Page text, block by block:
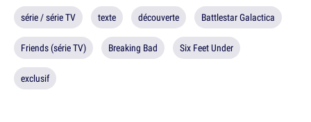
série / série TV texte découverte Battlestar Galactica
Friends (série TV) Breaking Bad Six Feet Under
exclusif